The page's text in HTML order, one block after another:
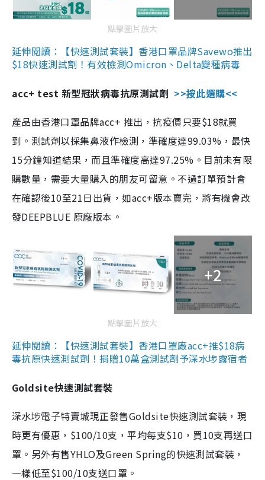
點擊圖片放大
延伸閱讀：【快速測試套裝】香港口罩品牌Savewo推出
$18快速測試劑！有效檢測Omicron、Delta變種病毒
acc+ test 新型冠狀病毒抗原測試劑 >>按此選購<<
產品由香港口罩品牌acc+ 推出，抗疫價只要$18就買
到。測試劑以採集鼻液作檢測，準確度達99.03%，最快
15分鐘知道結果，而且準確度高達97.25%。目前未有限
購數量，需要大量購入的朋友可留意。不過訂單預計會
在確認後10至21日出貨，如acc+版本賣完，將有機會改
發DEEPBLUE 原廠版本。
+2
點擊圖片放大
延伸閱讀：【快速測試套裝】香港口罩廠acc+推$18病
毒抗原快速測試劑！捐贈10萬盒測試劑予深水埗露宿者
Goldsite快速測試套裝
深水埗電子特賣城現正發售Goldsite快速測試套裝，現
時更有優惠，$100/10支，平均每支$10，買10支再送口
罩。另外有售YHLO及Green Spring的快速測試套裝，
一樣低至$100/10支送口罩。